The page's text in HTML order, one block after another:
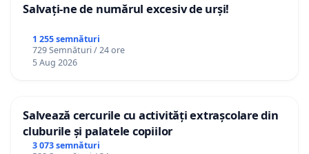
Salvați-ne de numărul excesiv de urși!
1 255 semnături
729 Semnături / 24 ore
5 Aug 2026
Salvează cercurile cu activități extrașcolare din
cluburile și palatele copiilor
3 073 semnături